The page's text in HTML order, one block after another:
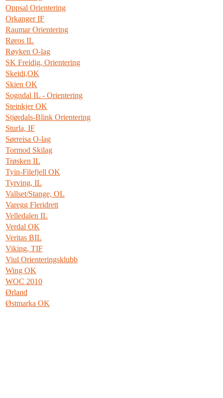
Oppsal Orientering
Orkanger IF
Raumar Orientering
Røros IL
Røyken O-lag
SK Freidig, Orientering
Skeidi,OK
Skien OK
Sogndal IL - Orientering
Steinkjer OK
Stjørdals-Blink Orientering
Sturla, IF
Sørreisa O-lag
Tormod Skilag
Trøsken IL
Tyin-Filefjell OK
Tyrving, IL
Vallset/Stange, OL
Varegg Fleridrett
Velledalen IL
Verdal OK
Veritas BIL
Viking, TIF
Viul Orienteringsklubb
Wing OK
WOC 2010
Ørland
Østmarka OK